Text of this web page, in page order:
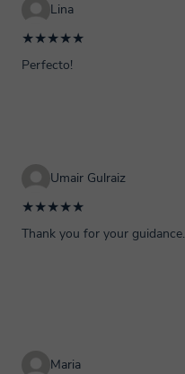
Lina
★★★★★
Perfecto!
Umair Gulraiz
★★★★★
Thank you for your guidance.
Maria